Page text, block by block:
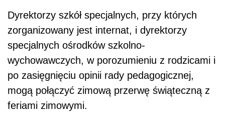
Dyrektorzy szkół specjalnych, przy których
zorganizowany jest internat, i dyrektorzy
specjalnych ośrodków szkolno-
wychowawczych, w porozumieniu z rodzicami i
po zasięgnięciu opinii rady pedagogicznej,
mogą połączyć zimową przerwę świąteczną z
feriami zimowymi.